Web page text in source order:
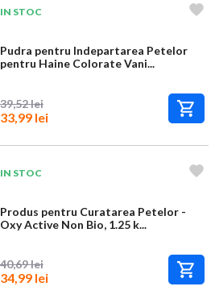
IN STOC
Pudra pentru Indepartarea Petelor
pentru Haine Colorate Vani...
39,52 lei
33,99 lei
IN STOC
Produs pentru Curatarea Petelor -
Oxy Active Non Bio, 1.25 k...
40,69 lei
34,99 lei